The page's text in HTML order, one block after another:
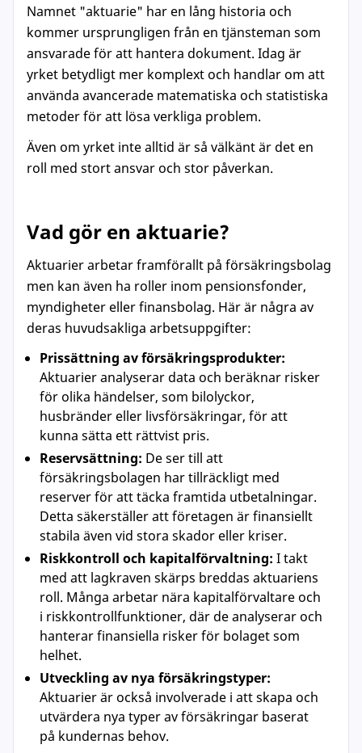
Namnet "aktuarie" har en lång historia och
kommer ursprungligen från en tjänsteman som
ansvarade för att hantera dokument. Idag är
yrket betydligt mer komplext och handlar om att
använda avancerade matematiska och statistiska
metoder för att lösa verkliga problem.
Även om yrket inte alltid är så välkänt är det en
roll med stort ansvar och stor påverkan.
Vad gör en aktuarie?
Aktuarier arbetar framförallt på försäkringsbolag
men kan även ha roller inom pensionsfonder,
myndigheter eller finansbolag. Här är några av
deras huvudsakliga arbetsuppgifter:
Prissättning av försäkringsprodukter:
Aktuarier analyserar data och beräknar risker
för olika händelser, som bilolyckor,
husbränder eller livsförsäkringar, för att
kunna sätta ett rättvist pris.
Reservsättning: De ser till att
försäkringsbolagen har tillräckligt med
reserver för att täcka framtida utbetalningar.
Detta säkerställer att företagen är finansiellt
stabila även vid stora skador eller kriser.
Riskkontroll och kapitalförvaltning: I takt
med att lagkraven skärps breddas aktuariens
roll. Många arbetar nära kapitalförvaltare och
i riskkontrollfunktioner, där de analyserar och
hanterar finansiella risker för bolaget som
helhet.
Utveckling av nya försäkringstyper:
Aktuarier är också involverade i att skapa och
utvärdera nya typer av försäkringar baserat
på kundernas behov.